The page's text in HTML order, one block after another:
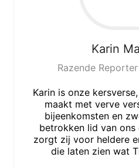
Karin
Razende
Karin is onze
maakt met verve
bijeenkomsten en
betrokken lid van ons
zorgt zij voor heldere
die laten zien wat